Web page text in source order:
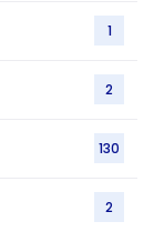
1
2
130
2